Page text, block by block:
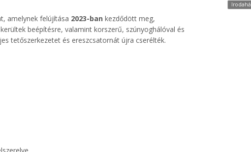
amelynek felújítása 2023-ban kezdődött meg,
beépítésre, valamint korszerű, szúnyoghálóval és
tetőszerkezetet és ereszcsatornát újra cserélték.